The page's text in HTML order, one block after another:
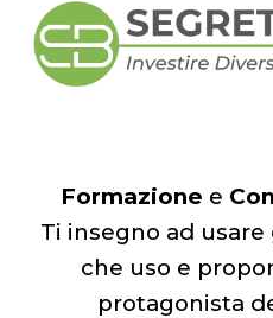
Formazione e
Ti insegno ad
che uso e
protagonista